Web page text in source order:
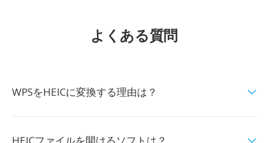
よくある質問
WPSをHEICに変換する理由は？